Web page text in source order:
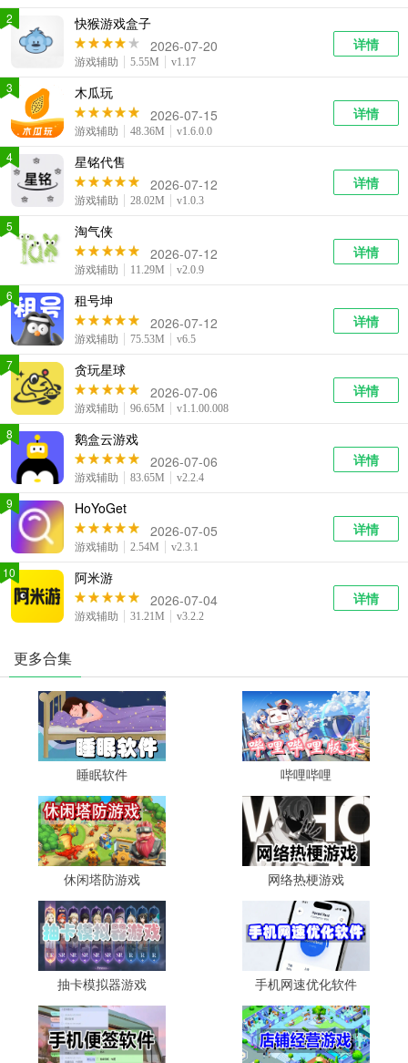
快猴游戏盒子
2026-07-20
游戏辅助 5.55M v1.17
详情
2
木瓜玩
2026-07-15
游戏辅助 48.36M v1.6.0.0
详情
3
星铭代售
2026-07-12
游戏辅助 28.02M v1.0.3
详情
4
淘气侠
2026-07-12
游戏辅助 11.29M v2.0.9
详情
5
租号坤
2026-07-12
游戏辅助 75.53M v6.5
详情
6
贪玩星球
2026-07-06
游戏辅助 96.65M v1.1.00.008
详情
7
鹅盒云游戏
2026-07-06
游戏辅助 83.65M v2.2.4
详情
8
HoYoGet
2026-07-05
游戏辅助 2.54M v2.3.1
详情
9
阿米游
2026-07-04
游戏辅助 31.21M v3.2.2
详情
10
更多合集
睡眠软件 哔哩哔哩
休闲塔防游戏 网络热梗游戏
抽卡模拟器游戏 手机网速优化软件